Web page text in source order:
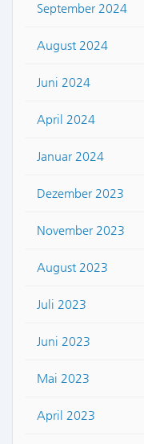
September 2024
August 2024
Juni 2024
April 2024
Januar 2024
Dezember 2023
November 2023
August 2023
Juli 2023
Juni 2023
Mai 2023
April 2023